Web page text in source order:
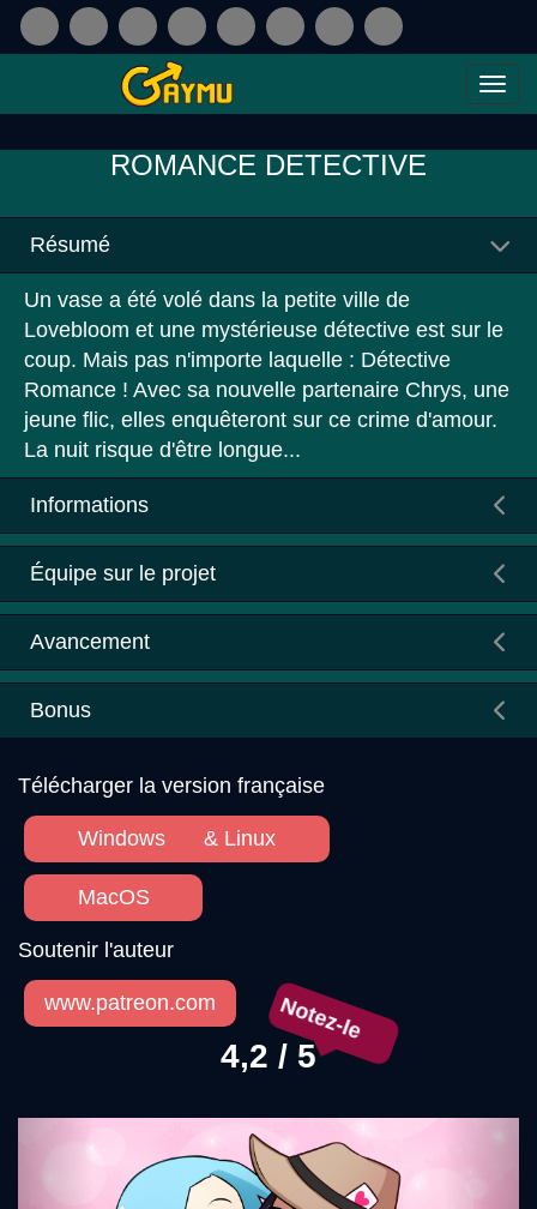
ROMANCE DETECTIVE
Résumé
Un vase a été volé dans la petite ville de
Lovebloom et une mystérieuse détective est sur le
coup. Mais pas n'importe laquelle : Détective
Romance ! Avec sa nouvelle partenaire Chrys, une
jeune flic, elles enquêteront sur ce crime d'amour.
La nuit risque d'être longue...
Informations
Équipe sur le projet
Avancement
Bonus
Télécharger la version française
Windows & Linux
MacOS
Soutenir l'auteur
www.patreon.com Notez-le
4,2 / 5